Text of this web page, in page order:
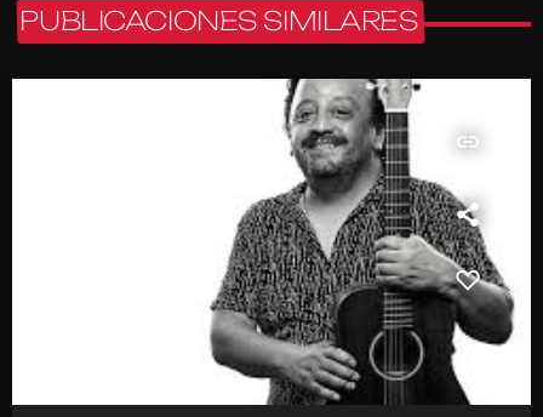
PUBLICACIONES SIMILARES
insert_link